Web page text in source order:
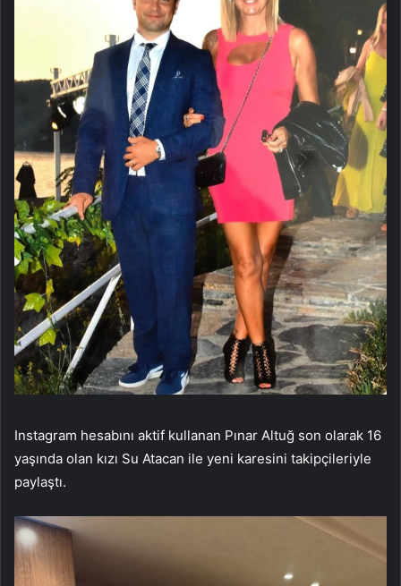
Instagram hesabını aktif kullanan Pınar Altuğ son olarak 16
yaşında olan kızı Su Atacan ile yeni karesini takipçileriyle
paylaştı.